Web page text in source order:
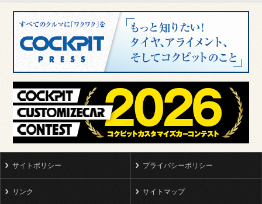
サイトポリシー プライバシーポリシー
リンク サイトマップ